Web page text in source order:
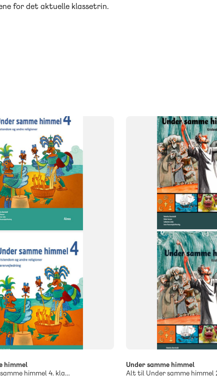
for det aktuelle klassetrin.
himmel
himmel
Alt til Under samme himmel 4. klasse
SYSTEM
Under samme himmel
Kristendomskundskab
Kristendom
NIVEAU
2. klasse
Under samme himmel